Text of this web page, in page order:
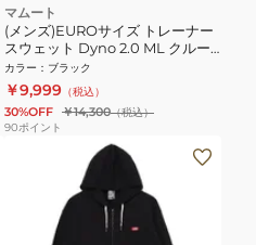
マムート
(メンズ)EUROサイズ トレーナー
スウェット Dyno 2.0 ML クルー
ネック 1014-04970-0001
カラー ： ブラック
￥9,999 （税込）
30%OFF ￥14,300（税込）
90ポイント